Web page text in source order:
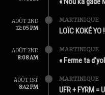
AOÛT 2ND
12:05 PM
MARTINIQUE
LOÏC KOKÉ YO
AOÛT 2ND
8:08 AM
MARTINIQUE
« Ferme ta
AOÛT 1ST
8:42 PM
MARTINIQUE
UFR + FYRM =